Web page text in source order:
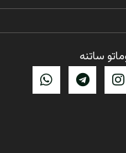
ساتنه